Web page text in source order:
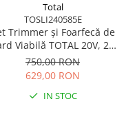
Total
TOSLI240585E
Trimmer și Foarfecă de
Viabilă TOTAL 20V, 2 x
Acumulator 2Ah +
Încărcător
750,00 RON
629,00 RON
IN STOC